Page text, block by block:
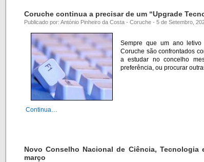
Coruche continua a precisar de um “Upgrade
Publicado por: António Pinheiro da Costa - Coruche - 5 de Setembro,
Sempre que um ano
Coruche são confrontados
a estudar no concelho
preferência, ou procurar
Continua…
Novo Conselho Nacional de Ciência,
março